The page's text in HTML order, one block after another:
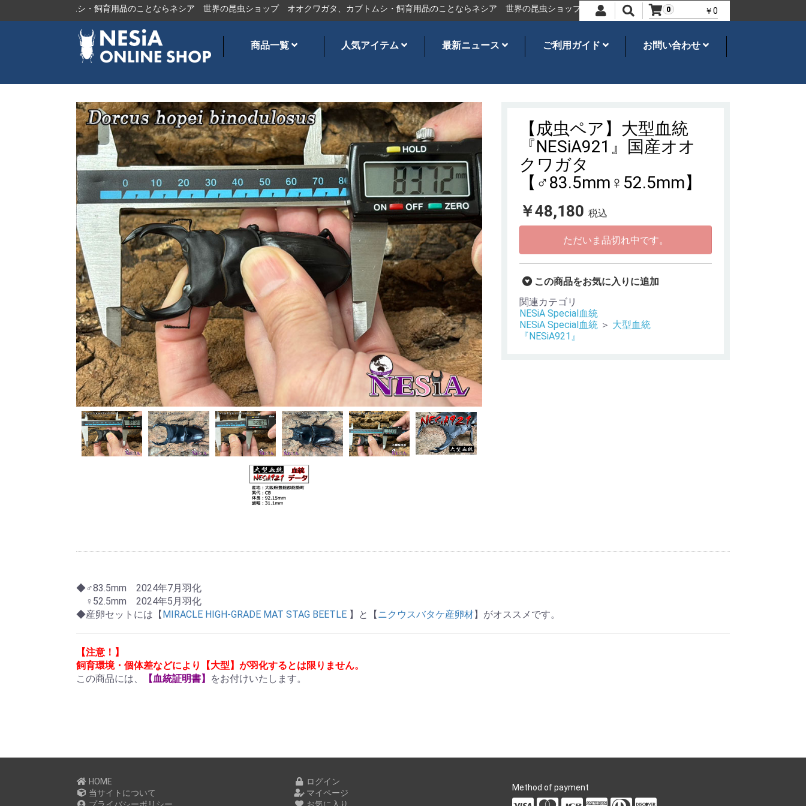
、カブトムシ・飼育用品のことならネシア 世界の昆虫ショップ オオクワガタ、カブトムシ・飼育用品のことならネシア 世界の昆虫ショップ オオクワガタ、カブトムシ・飼育用品のことならネシア
0 ￥0
商品一覧 人気アイテム 最新ニュース ご利用ガイド お問い合わせ
【成虫ペア】大型血統
『NESiA921』国産オオ
クワガタ
【♂83.5mm♀52.5mm】
￥48,180 税込
ただいま品切れ中です。
この商品をお気に入りに追加
関連カテゴリ
NESiA Special血統
NESiA Special血統 ＞ 大型血統
『NESiA921』
◆♂83.5mm 2024年7月羽化
♀52.5mm 2024年5月羽化
◆産卵セットには【MIRACLE HIGH-GRADE MAT STAG BEETLE 】と【ニクウスバタケ産卵材】がオススメです。
【注意！】
飼育環境・個体差などにより【大型】が羽化するとは限りません。
この商品には、
【血統証明書】 をお付けいたします。
HOME
当サイトについて
ログイン
マイページ
Method of payment